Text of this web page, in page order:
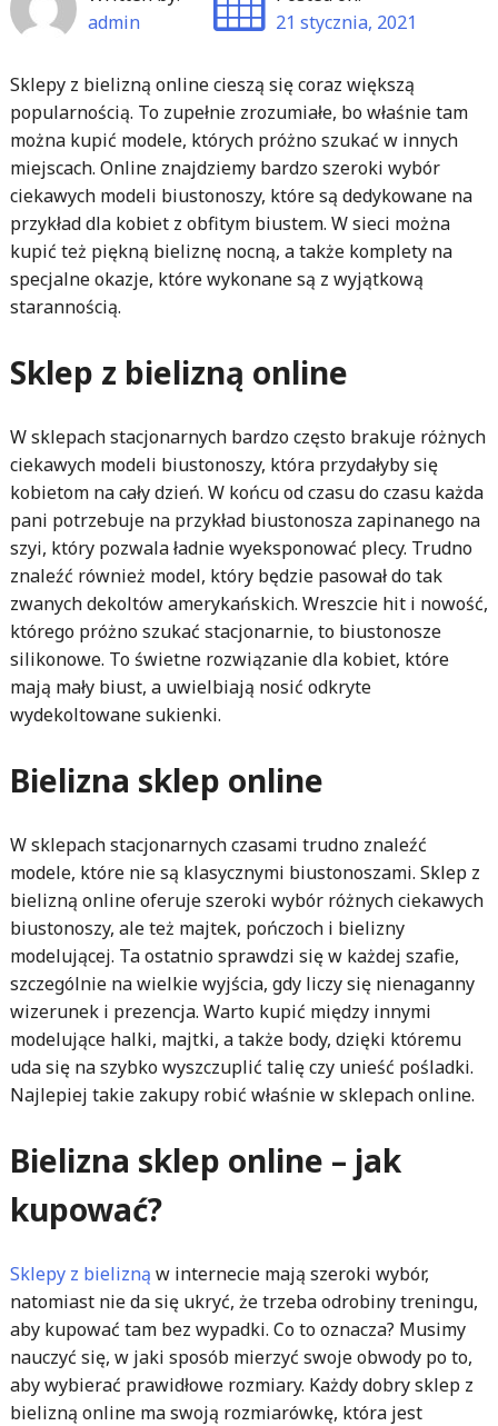
admin
21 stycznia, 2021
Sklepy z bielizną online cieszą się coraz większą
popularnością. To zupełnie zrozumiałe, bo właśnie tam
można kupić modele, których próżno szukać w innych
miejscach. Online znajdziemy bardzo szeroki wybór
ciekawych modeli biustonoszy, które są dedykowane na
przykład dla kobiet z obfitym biustem. W sieci można
kupić też piękną bieliznę nocną, a także komplety na
specjalne okazje, które wykonane są z wyjątkową
starannością.
Sklep z bielizną online
W sklepach stacjonarnych bardzo często brakuje różnych
ciekawych modeli biustonoszy, która przydałyby się
kobietom na cały dzień. W końcu od czasu do czasu każda
pani potrzebuje na przykład biustonosza zapinanego na
szyi, który pozwala ładnie wyeksponować plecy. Trudno
znaleźć również model, który będzie pasował do tak
zwanych dekoltów amerykańskich. Wreszcie hit i nowość,
którego próżno szukać stacjonarnie, to biustonosze
silikonowe. To świetne rozwiązanie dla kobiet, które
mają mały biust, a uwielbiają nosić odkryte
wydekoltowane sukienki.
Bielizna sklep online
W sklepach stacjonarnych czasami trudno znaleźć
modele, które nie są klasycznymi biustonoszami. Sklep z
bielizną online oferuje szeroki wybór różnych ciekawych
biustonoszy, ale też majtek, pończoch i bielizny
modelującej. Ta ostatnio sprawdzi się w każdej szafie,
szczególnie na wielkie wyjścia, gdy liczy się nienaganny
wizerunek i prezencja. Warto kupić między innymi
modelujące halki, majtki, a także body, dzięki któremu
uda się na szybko wyszczuplić talię czy unieść pośladki.
Najlepiej takie zakupy robić właśnie w sklepach online.
Bielizna sklep online – jak
kupować?
Sklepy z bielizną w internecie mają szeroki wybór,
natomiast nie da się ukryć, że trzeba odrobiny treningu,
aby kupować tam bez wypadki. Co to oznacza? Musimy
nauczyć się, w jaki sposób mierzyć swoje obwody po to,
aby wybierać prawidłowe rozmiary. Każdy dobry sklep z
bielizną online ma swoją rozmiarówkę, która jest